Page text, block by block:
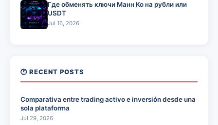
Где обменять ключи Манн Ко на рубли или
USDT
Jul 16, 2026
🕐 RECENT POSTS
Comparativa entre trading activo e inversión desde una
sola plataforma
Jul 29, 2026